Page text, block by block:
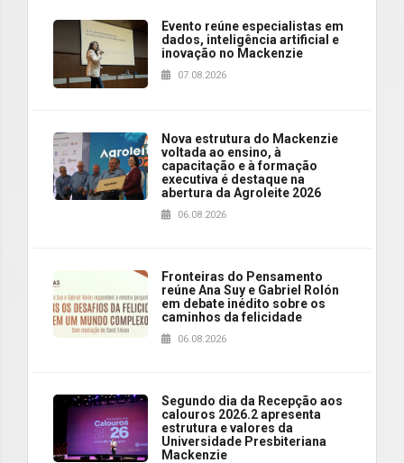
Evento reúne especialistas em
dados, inteligência artificial e
inovação no Mackenzie
07.08.2026
Nova estrutura do Mackenzie
voltada ao ensino, à
capacitação e à formação
executiva é destaque na
abertura da Agroleite 2026
06.08.2026
Fronteiras do Pensamento
reúne Ana Suy e Gabriel Rolón
em debate inédito sobre os
caminhos da felicidade
06.08.2026
Segundo dia da Recepção aos
calouros 2026.2 apresenta
estrutura e valores da
Universidade Presbiteriana
Mackenzie